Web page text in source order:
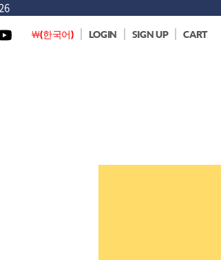
￦(한국어) LOGIN SIGN UP CART